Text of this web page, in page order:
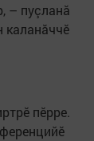
– пуçланă
каланăччӗ
пӗрре.